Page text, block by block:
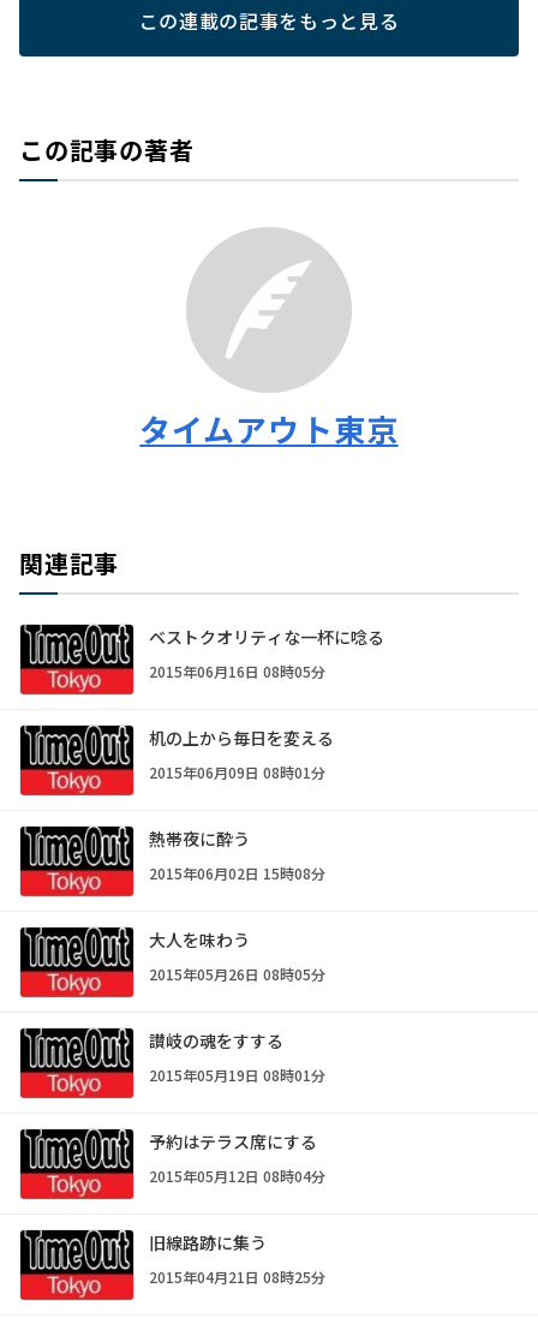
この連載の記事をもっと見る
この記事の著者
タイムアウト東京
関連記事
ベストクオリティな一杯に唸る
2015年06月16日 08時05分
机の上から毎日を変える
2015年06月09日 08時01分
熱帯夜に酔う
2015年06月02日 15時08分
大人を味わう
2015年05月26日 08時05分
讃岐の魂をすする
2015年05月19日 08時01分
予約はテラス席にする
2015年05月12日 08時04分
旧線路跡に集う
2015年04月21日 08時25分